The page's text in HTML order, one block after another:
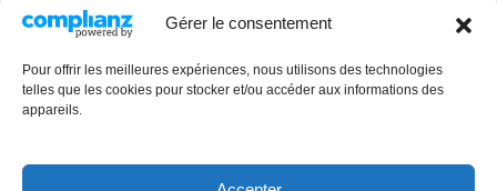
Gérer le consentement
Pour offrir les meilleures expériences, nous utilisons des technologies
telles que les cookies pour stocker et/ou accéder aux informations des
appareils.
BROCANTEUR
PROFESSIONNEL À